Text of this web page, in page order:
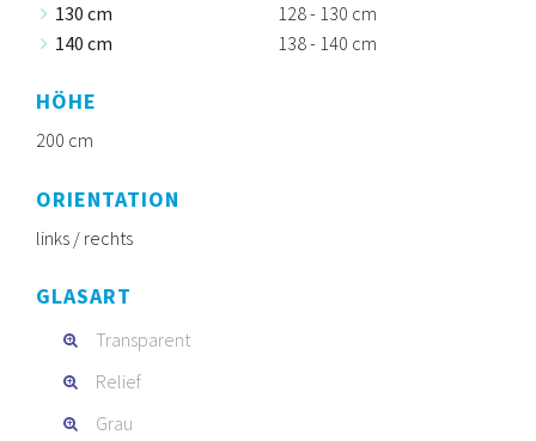
130 cm
128 - 130 cm
140 cm
138 - 140 cm
HÖHE
200 cm
ORIENTATION
links / rechts
GLASART
Transparent
Relief
Grau